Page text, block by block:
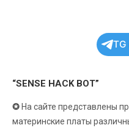
TG
“SENSE HACK BOT”
✪ На сайте представлены
материнские платы